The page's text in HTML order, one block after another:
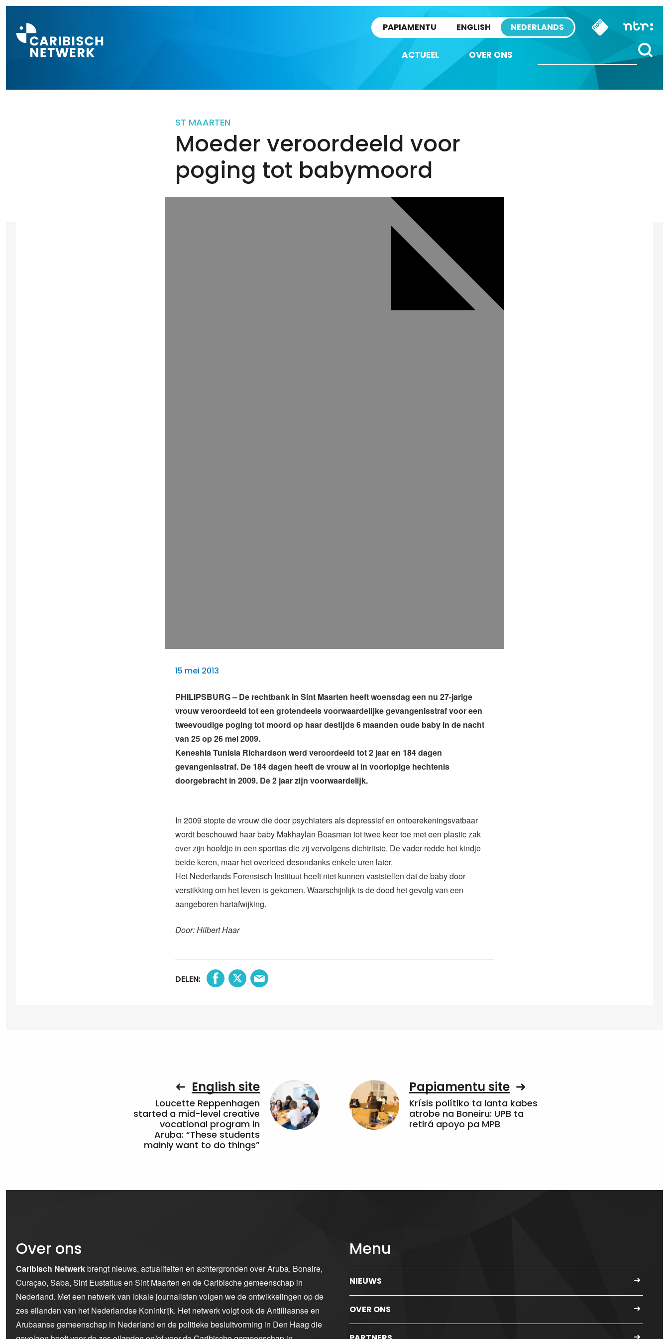
PAPIAMENTU ENGLISH NEDERLANDS
ACTUEEL OVER ONS
ST MAARTEN
Moeder veroordeeld voor
poging tot babymoord
15 mei 2013
PHILIPSBURG – De rechtbank in Sint Maarten heeft woensdag een nu 27-jarige
vrouw veroordeeld tot een grotendeels voorwaardelijke gevangenisstraf voor een
tweevoudige poging tot moord op haar destijds 6 maanden oude baby in de nacht
van 25 op 26 mei 2009.
Keneshia Tunisia Richardson werd veroordeeld tot 2 jaar en 184 dagen
gevangenisstraf. De 184 dagen heeft de vrouw al in voorlopige hechtenis
doorgebracht in 2009. De 2 jaar zijn voorwaardelijk.
In 2009 stopte de vrouw die door psychiaters als depressief en ontoerekeningsvatbaar
wordt beschouwd haar baby Makhaylan Boasman tot twee keer toe met een plastic zak
over zijn hoofdje in een sporttas die zij vervolgens dichtritste. De vader redde het kindje
beide keren, maar het overleed desondanks enkele uren later.
Het Nederlands Forensisch Instituut heeft niet kunnen vaststellen dat de baby door
verstikking om het leven is gekomen. Waarschijnlijk is de dood het gevolg van een
aangeboren hartafwijking.
Door: Hilbert Haar
DELEN:
English site
Loucette Reppenhagen
started a mid-level creative
vocational program in
Aruba: “These students
mainly want to do things”
Papiamentu site
Krísis polítiko ta lanta kabes
atrobe na Boneiru: UPB ta
retirá apoyo pa MPB
Over ons
Caribisch Netwerkbrengt nieuws, actualiteiten en achtergronden over Aruba, Bonaire,
Curaçao, Saba, Sint Eustatius en Sint Maarten en de Caribische gemeenschap in
Nederland. Met een netwerk van lokale journalisten volgen we de ontwikkelingen op de
zes eilanden van het Nederlandse Koninkrijk. Het netwerk volgt ook de Antilliaanse en
Arubaanse gemeenschap in Nederland en de politieke besluitvorming in Den Haag die
Menu
NIEUWS
OVER ONS